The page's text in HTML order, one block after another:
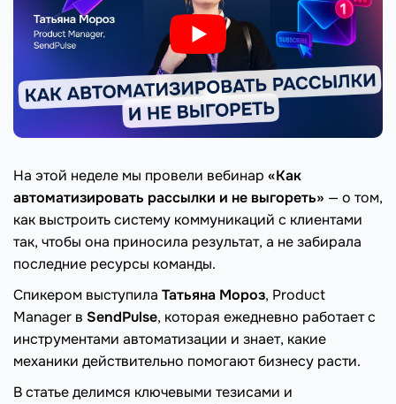
На этой неделе мы провели вебинар «Как
автоматизировать рассылки и не выгореть» — о том,
как выстроить систему коммуникаций с клиентами
так, чтобы она приносила результат, а не забирала
последние ресурсы команды.
Спикером выступила Татьяна Мороз, Product
Manager в SendPulse, которая ежедневно работает с
инструментами автоматизации и знает, какие
механики действительно помогают бизнесу расти.
В статье делимся ключевыми тезисами и